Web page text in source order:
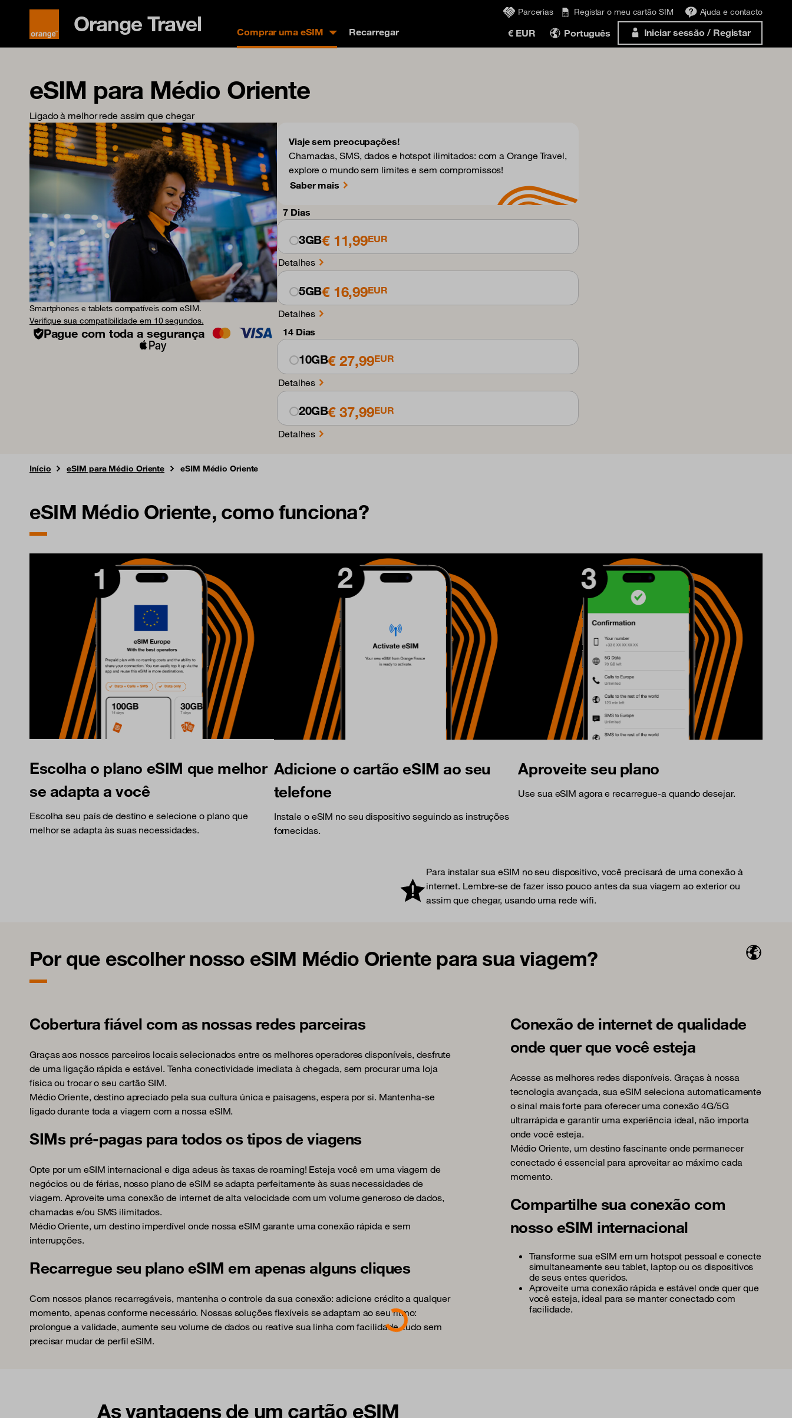
Orange Travel Comprar uma eSIM Recarregar
Parcerias Registar o meu cartão SIM Ajuda e contacto
€ EUR Português Iniciar sessão / Registar
eSIM para Médio Oriente
Ligado à melhor rede assim que chegar
Smartphones e tablets compatíveis com eSIM.
Verifique sua compatibilidade em 10 segundos.
Pague com toda a segurança
Viaje sem preocupações!
Chamadas, SMS, dados e hotspot ilimitados: com a Orange Travel,
explore o mundo sem limites e sem compromissos!
Saber mais
7 Dias
3GB€ 11,99EUR
Detalhes
5GB€ 16,99EUR
Detalhes
14 Dias
10GB€ 27,99EUR
Detalhes
20GB€ 37,99EUR
Detalhes
Início eSIM para Médio Oriente eSIM Médio Oriente
eSIM Médio Oriente, como funciona?
Escolha o plano eSIM que melhor
se adapta a você
Escolha seu país de destino e selecione o plano que
melhor se adapta às suas necessidades.
Adicione o cartão eSIM ao seu
telefone
Instale o eSIM no seu dispositivo seguindo as instruções
fornecidas.
Aproveite seu plano
Use sua eSIM agora e recarregue-a quando desejar.
Para instalar sua eSIM no seu dispositivo, você precisará de uma conexão à
internet. Lembre-se de fazer isso pouco antes da sua viagem ao exterior ou
assim que chegar, usando uma rede wifi.
Por que escolher nosso eSIM Médio Oriente para sua viagem?
Cobertura fiável com as nossas redes parceiras
Graças aos nossos parceiros locais selecionados entre os melhores operadores disponíveis, desfrute
de uma ligação rápida e estável. Tenha conectividade imediata à chegada, sem procurar uma loja
física ou trocar o seu cartão SIM.
Médio Oriente, destino apreciado pela sua cultura única e paisagens, espera por si. Mantenha-se
ligado durante toda a viagem com a nossa eSIM.
SIMs pré-pagas para todos os tipos de viagens
Opte por um eSIM internacional e diga adeus às taxas de roaming! Esteja você em uma viagem de
negócios ou de férias, nosso plano de eSIM se adapta perfeitamente às suas necessidades de
viagem. Aproveite uma conexão de internet de alta velocidade com um volume generoso de dados,
chamadas e/ou SMS ilimitados.
Médio Oriente, um destino imperdível onde nossa eSIM garante uma conexão rápida e sem
interrupções.
Recarregue seu plano eSIM em apenas alguns cliques
Com nossos planos recarregáveis, mantenha o controle da sua conexão: adicione crédito a qualquer
momento, apenas conforme necessário. Nossas soluções flexíveis se adaptam ao seu ritmo:
prolongue a validade, aumente seu volume de dados ou reative sua linha com facilidade, tudo sem
precisar mudar de perfil eSIM.
Conexão de internet de qualidade
onde quer que você esteja
Acesse as melhores redes disponíveis. Graças à nossa
tecnologia avançada, sua eSIM seleciona automaticamente
o sinal mais forte para oferecer uma conexão 4G/5G
ultrarrápida e garantir uma experiência ideal, não importa
onde você esteja.
Médio Oriente, um destino fascinante onde permanecer
conectado é essencial para aproveitar ao máximo cada
momento.
Compartilhe sua conexão com
nosso eSIM internacional
Transforme sua eSIM em um hotspot pessoal e conecte
simultaneamente seu tablet, laptop ou os dispositivos
de seus entes queridos.
Aproveite uma conexão rápida e estável onde quer que
você esteja, ideal para se manter conectado com
facilidade.
As vantagens de um cartão eSIM
Loading...